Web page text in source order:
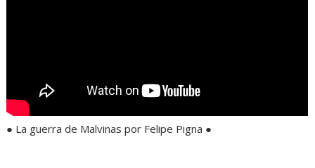
● La guerra de Malvinas por Felipe Pigna ●